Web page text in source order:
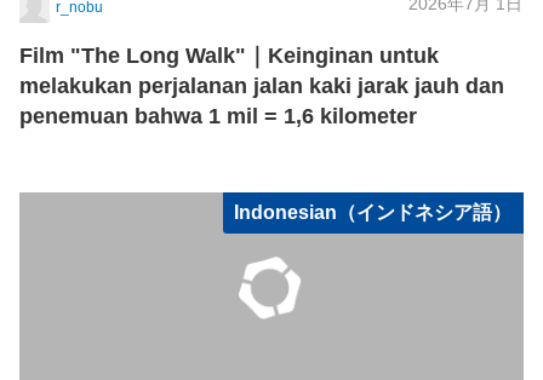
r_nobu 2026年7月 1日
Film "The Long Walk"｜Keinginan untuk
melakukan perjalanan jalan kaki jarak jauh dan
penemuan bahwa 1 mil = 1,6 kilometer
Indonesian（インドネシア語）